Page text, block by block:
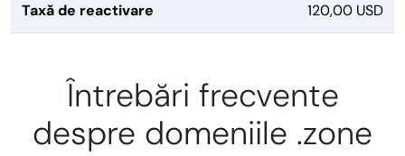
Taxă de reactivare 120,00 USD
Întrebări frecvente
despre domeniile .zone